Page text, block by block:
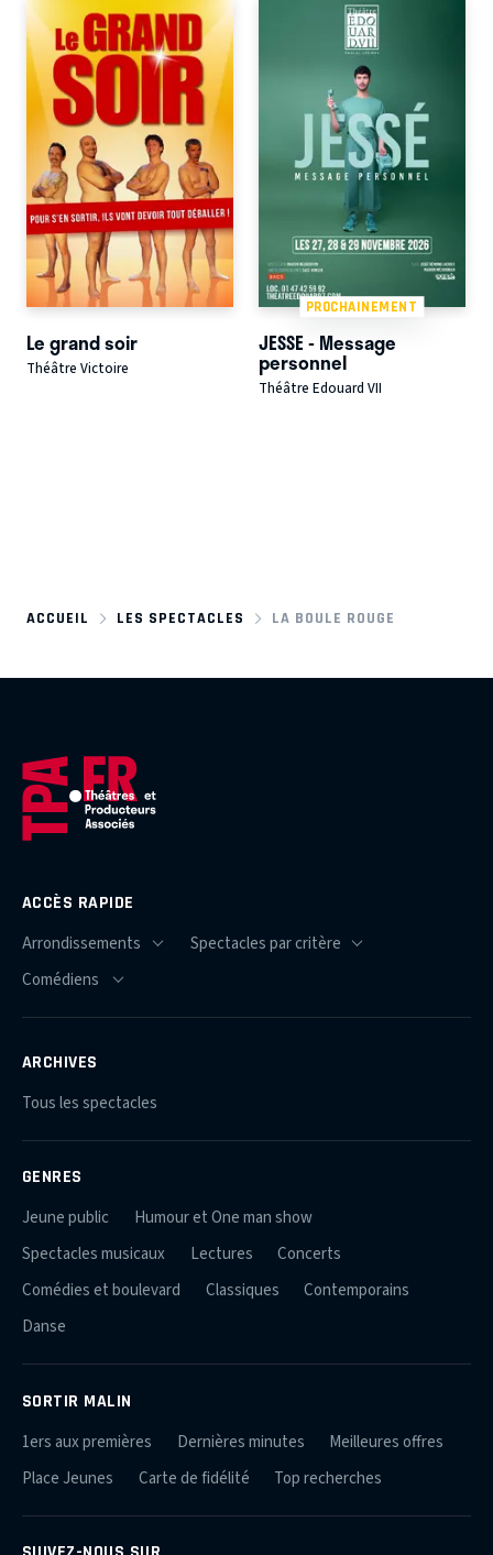
Le grand soir
Théâtre Victoire
PROCHAINEMENT
JESSE - Message
personnel
Théâtre Edouard VII
ACCUEIL LES SPECTACLES LA BOULE ROUGE
ACCÈS RAPIDE
ARCHIVES
Tous les spectacles
GENRES
Jeune public
Humour et One man show
Spectacles musicaux
Lectures
Concerts
Comédies et boulevard
Classiques
Contemporains
Danse
SORTIR MALIN
1ers aux premières Dernières minutes
Meilleures offres
Place Jeunes
Carte de fidélité Top recherches